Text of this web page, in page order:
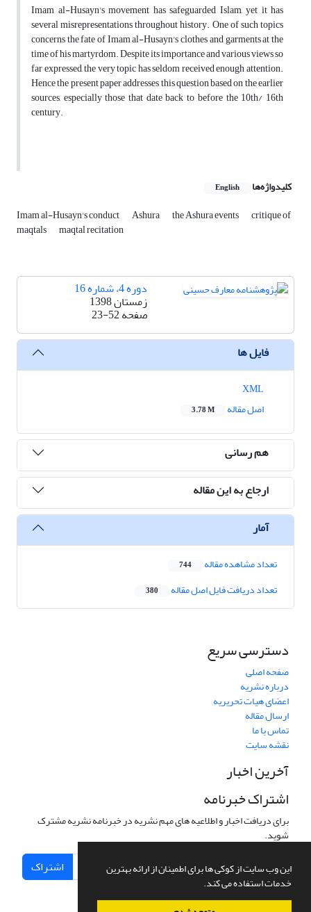
این وب سایت از کوکی ها برای اطمینان از ارائه بهترین
خدمات استفاده می کند.
Imam al-Husayn's movement has safeguarded Islam, yet it has
several misrepresentations throughout history. One of such topics
concerns the fate of Imam al-Husayn's clothes and garments at the
time of his martyrdom. Despite its importance and various views so
far expressed, the very topic has seldom received enough attention.
Hence the present paper addresses this question based on the earlier
sources, especially those that date back to before the 10th/ 16th
century.
کلیدواژه‌ها English
Imam al-Husayn's conduct Ashura the Ashura events critique of
maqtals maqtal recitation
دوره 4، شماره 16
زمستان 1398
صفحه23-52
فایل ها
اصل مقاله
3.78 M
هم رسانی
ارجاع به این مقاله
آمار
تعداد مشاهده مقاله 744
تعداد دریافت فایل اصل مقاله 380
دسترسی سریع
صفحه اصلی
درباره نشریه
اعضای هیات تحریریه
ارسال مقاله
تماس با ما
نقشه سایت
آخرین اخبار
اشتراک خبرنامه
برای دریافت اخبار و اطلاعیه های مهم نشریه در خبرنامه نشریه مشترک
شوید.
اشتراک